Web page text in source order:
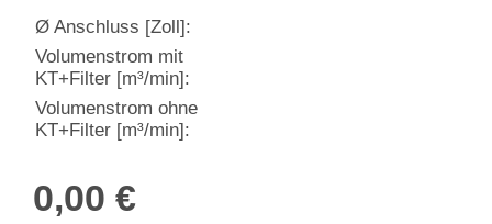
Ø Anschluss [Zoll]:
Volumenstrom mit
KT+Filter [m³/min]:
Volumenstrom ohne
KT+Filter [m³/min]:
0,00 €